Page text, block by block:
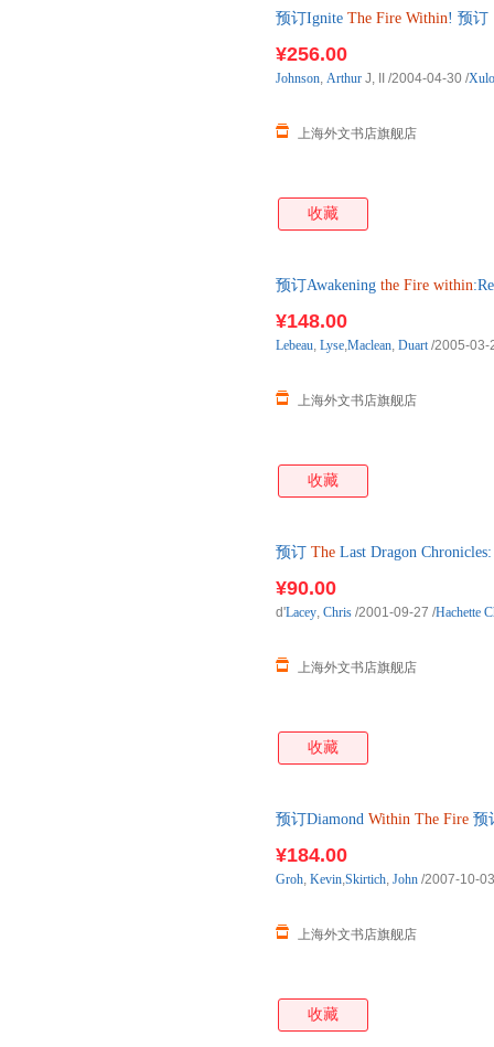
预订Ignite The Fire Within! 预订
¥256.00
上海外文书店旗舰店
Johnson, Arthur J, II /2004-04-30 /
收藏
预订Awakening the Fire within
¥148.00
上海外文书店旗舰店
Lebeau, Lyse,Maclean, Duart/2005-03-
收藏
预订 The Last Dragon
¥90.00
上海外文书店旗舰店
d'Lacey, Chris /2001-09-27 /Hachette
收藏
预订Diamond Within The Fire 预
¥184.00
上海外文书店旗舰店
Groh, Kevin,Skirtich, John /2007-10-03
收藏